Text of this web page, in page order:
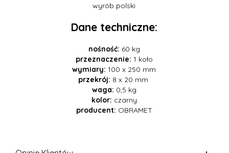
wyrób polski
Dane techniczne:
nośność: 60 kg
przeznaczenie: 1 koło
wymiary: 100 x 250 mm
przekrój: 8 x 20 mm
waga: 0,5 kg
kolor: czarny
producent: OBRAMET